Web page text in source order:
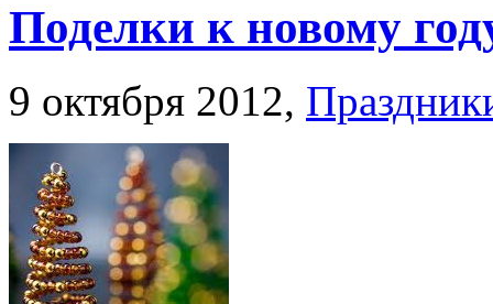
Поделки к новому
9 октября 2012,